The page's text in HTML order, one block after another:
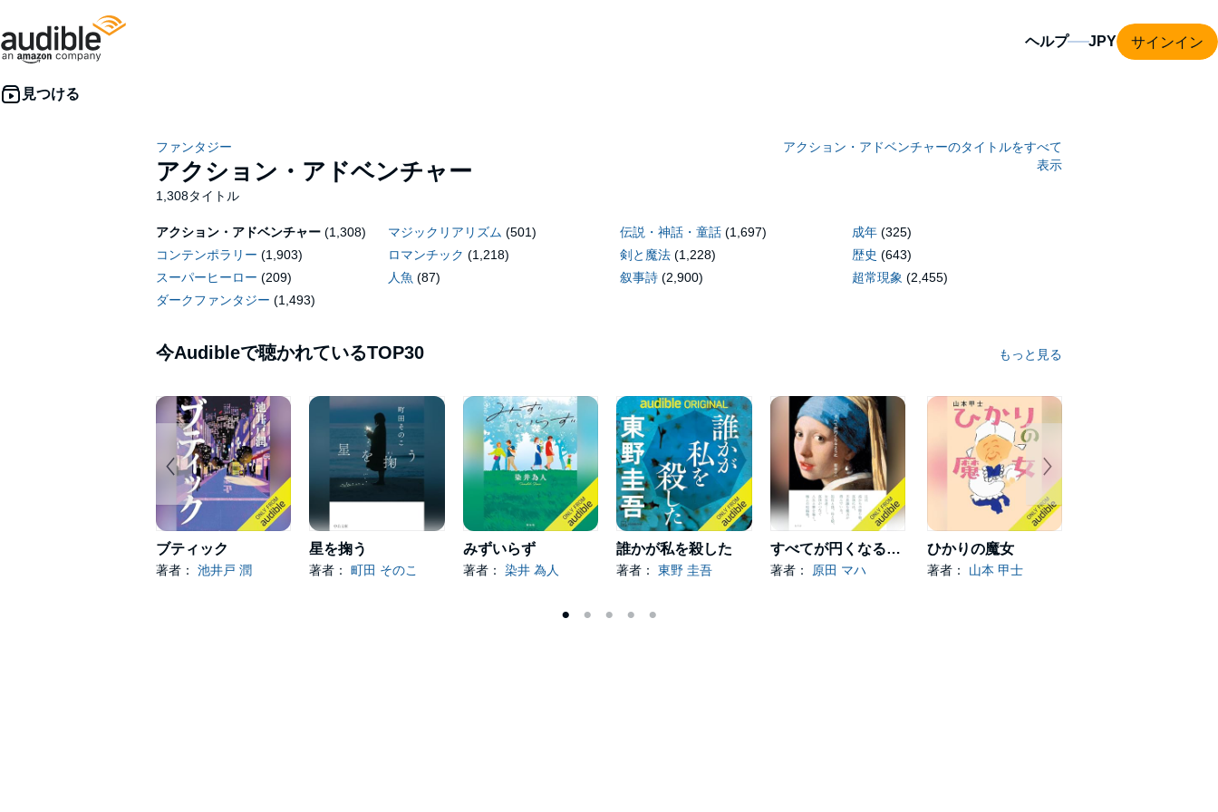
ヘルプ サインイン
ファンタジー
アクション・アドベンチャー
1,308タイトル
アクション・アドベンチャーのタイトルをすべて
表示
アクション・アドベンチャー (1,308) マジックリアリズム (501) 伝説・神話・童話 (1,697) 成年 (325)
コンテンポラリー (1,903) ロマンチック (1,218) 剣と魔法 (1,228) 歴史 (643)
スーパーヒーロー (209) 人魚 (87) 叙事詩 (2,900) 超常現象 (2,455)
ダークファンタジー (1,493)
今Audibleで聴かれているTOP30 もっと見る
ブティック
著者： 池井戸 潤
星を掬う
著者：町田 そのこ
みずいらず
著者： 染井 為人
誰かが私を殺した
著者：東野 圭吾
すべてが円くなるように
著者： 原田 マハ
ひかりの魔女
著者： 山本 甲士